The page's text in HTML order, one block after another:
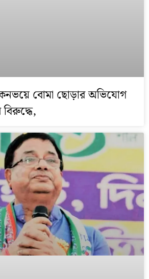
কনভয়ে বোমা ছোড়ার অভিযোগ